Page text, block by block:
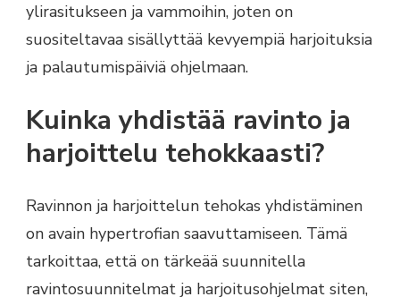
ylirasitukseen ja vammoihin, joten on
suositeltavaa sisällyttää kevyempiä harjoituksia
ja palautumispäiviä ohjelmaan.
Kuinka yhdistää ravinto ja
harjoittelu tehokkaasti?
Ravinnon ja harjoittelun tehokas yhdistäminen
on avain hypertrofian saavuttamiseen. Tämä
tarkoittaa, että on tärkeää suunnitella
ravintosuunnitelmat ja harjoitusohjelmat siten,